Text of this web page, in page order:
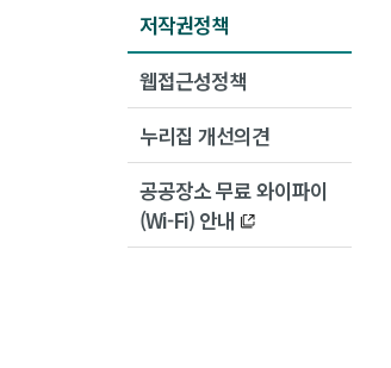
저작권정책
웹접근성정책
누리집 개선의견
공공장소 무료 와이파이
(Wi-Fi) 안내